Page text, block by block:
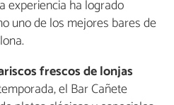
experiencia ha logrado
uno de los mejores bares de
frescos de lonjas
el Bar Cañete